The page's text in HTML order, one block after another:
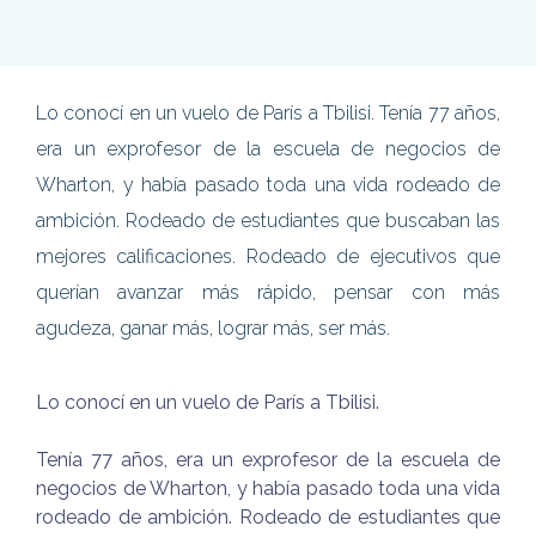
Lo conocí en un vuelo de París a Tbilisi. Tenía 77 años,
era un exprofesor de la escuela de negocios de
Wharton, y había pasado toda una vida rodeado de
ambición. Rodeado de estudiantes que buscaban las
mejores calificaciones. Rodeado de ejecutivos que
querían avanzar más rápido, pensar con más
agudeza, ganar más, lograr más, ser más.
Lo conocí en un vuelo de París a Tbilisi.
Tenía 77 años, era un exprofesor de la escuela de
negocios de Wharton, y había pasado toda una vida
rodeado de ambición. Rodeado de estudiantes que